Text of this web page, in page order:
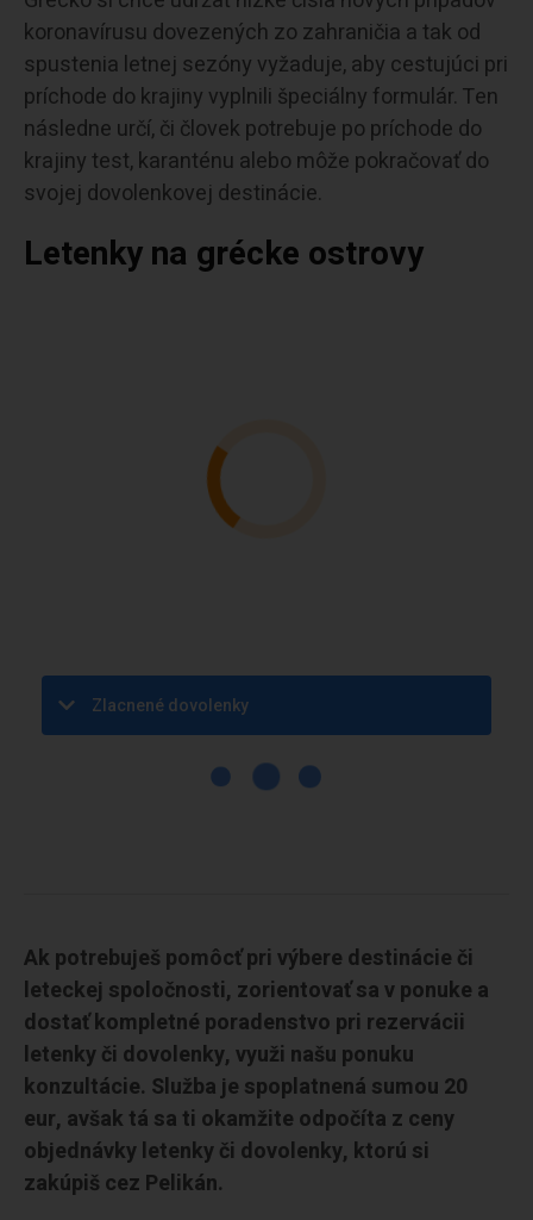
koronavírusu dovezených zo zahraničia a tak od
spustenia letnej sezóny vyžaduje, aby cestujúci pri
príchode do krajiny vyplnili špeciálny formulár. Ten
následne určí, či človek potrebuje po príchode do
krajiny test, karanténu alebo môže pokračovať do
svojej dovolenkovej destinácie.
Letenky na grécke ostrovy
Zlacnené dovolenky
Ak potrebuješ pomôcť pri výbere destinácie či
leteckej spoločnosti, zorientovať sa v ponuke a
dostať kompletné poradenstvo pri rezervácii
letenky či dovolenky, využi našu ponuku
konzultácie. Služba je spoplatnená sumou 20
eur, avšak tá sa ti okamžite odpočíta z ceny
objednávky letenky či dovolenky, ktorú si
zakúpiš cez Pelikán.